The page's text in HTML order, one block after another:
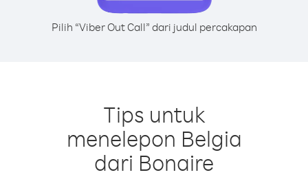
Pilih “Viber Out Call” dari judul percakapan
Tips untuk
menelepon Belgia
dari Bonaire